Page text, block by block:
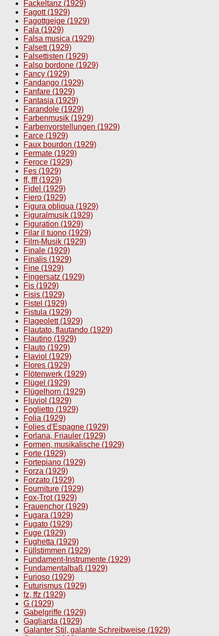
Fackeltanz (1929)
Fagott (1929)
Fagottgeige (1929)
Fala (1929)
Falsa musica (1929)
Falsett (1929)
Falsettisten (1929)
Falso bordone (1929)
Fancy (1929)
Fandango (1929)
Fanfare (1929)
Fantasia (1929)
Farandole (1929)
Farbenmusik (1929)
Farbenvorstellungen (1929)
Farce (1929)
Faux bourdon (1929)
Fermate (1929)
Feroce (1929)
Fes (1929)
ff, fff (1929)
Fidel (1929)
Fiero (1929)
Figura obliqua (1929)
Figuralmusik (1929)
Figuration (1929)
Filar il tuono (1929)
Film-Musik (1929)
Finale (1929)
Finalis (1929)
Fine (1929)
Fingersatz (1929)
Fis (1929)
Fisis (1929)
Fistel (1929)
Fistula (1929)
Flageolett (1929)
Flautato, flautando (1929)
Flautino (1929)
Flauto (1929)
Flaviol (1929)
Flores (1929)
Flötenwerk (1929)
Flügel (1929)
Flügelhorn (1929)
Fluviol (1929)
Foglietto (1929)
Folia (1929)
Folies d'Espagne (1929)
Forlana, Friauler (1929)
Formen, musikalische (1929)
Forte (1929)
Fortepiano (1929)
Forza (1929)
Forzato (1929)
Fourniture (1929)
Fox-Trot (1929)
Frauenchor (1929)
Fugara (1929)
Fugato (1929)
Fuge (1929)
Fughetta (1929)
Füllstimmen (1929)
Fundament-Instrumente (1929)
Fundamentalbaß (1929)
Furioso (1929)
Futurismus (1929)
fz, ffz (1929)
G (1929)
Gabelgriffe (1929)
Gagliarda (1929)
Galanter Stil, galante Schreibweise (1929)